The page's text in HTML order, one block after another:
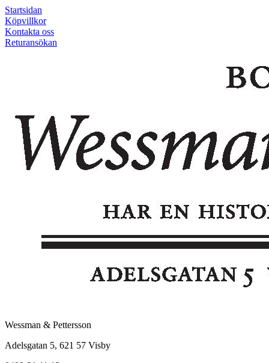
Startsidan
Köpvillkor
Kontakta oss
Returansökan
Wessman & Pettersson
Adelsgatan 5, 621 57 Visby